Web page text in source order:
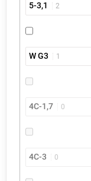
5-3,1 2
W G3 1
4C-1,7 0
4C-3 0